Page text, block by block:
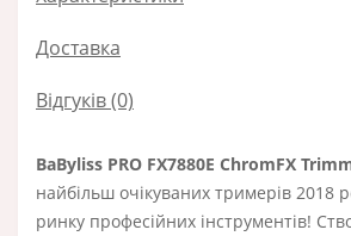
Доставка
Відгуків (0)
BaByliss PRO FX7880E ChromFX
найбільш очікуваних тримерів 2018
ринку професійних інструментів!